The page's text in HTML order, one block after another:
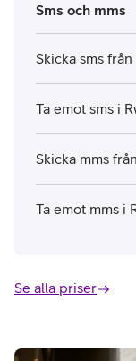
Sms och mms
Skicka sms
Ta emot sms i
Skicka mms
Ta emot mms i
Se alla priser